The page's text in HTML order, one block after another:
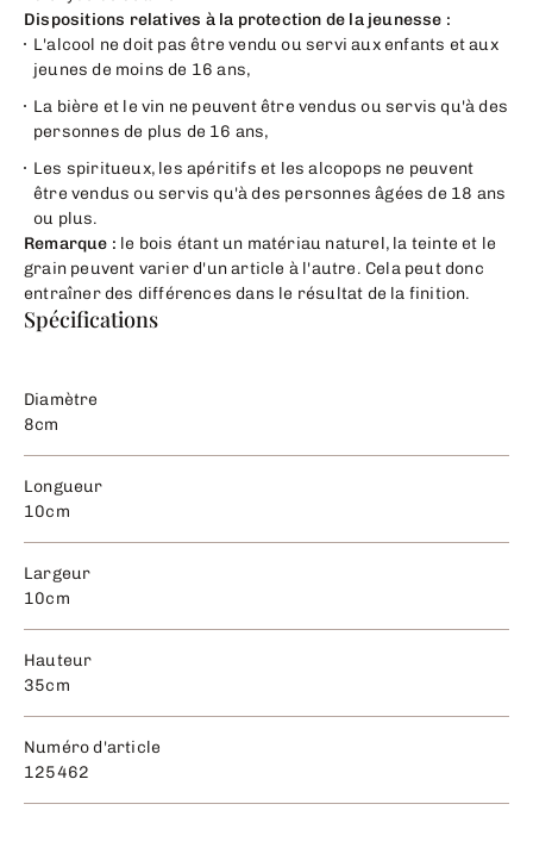
Dispositions relatives à la protection de la jeunesse :
L'alcool ne doit pas être vendu ou servi aux enfants et aux
jeunes de moins de 16 ans,
La bière et le vin ne peuvent être vendus ou servis qu'à des
personnes de plus de 16 ans,
Les spiritueux, les apéritifs et les alcopops ne peuvent
être vendus ou servis qu'à des personnes âgées de 18 ans
ou plus.
Remarque : le bois étant un matériau naturel, la teinte et le
grain peuvent varier d'un article à l'autre. Cela peut donc
entraîner des différences dans le résultat de la finition.
Spécifications
Diamètre
8cm
Longueur
10cm
Largeur
10cm
Hauteur
35cm
Numéro d'article
125462